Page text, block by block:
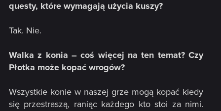
questy, które wymagają użycia kuszy?
Tak. Nie.
Walka z konia – coś więcej na ten temat? Czy
Płotka może kopać wrogów?
Wszystkie konie w naszej grze mogą kopać kiedy
się przestraszą, raniąc każdego kto stoi za nimi.